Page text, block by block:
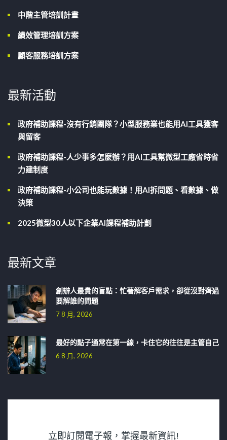
中階主管培訓計畫
績效管理培訓方案
顧客服務培訓方案
最新活動
政府補助課程-沒有行銷團隊？小型服務業也能用AI工具獲客
與留客
政府補助課程-人少事多怎麼辦？用AI工具幫微型工廠省時省
力建制度
政府補助課程-小公司也能玩數據！用AI拆問題、看數據、做
決策
2025微型30人以下企業AI課程補助計劃
最新文章
創辦人最貴的盲點：忙著解客戶需求，卻從沒對齊過
要解誰的問題
7 8 月, 2026
最好的點子通常在第一線，卡住它的往往是主管自己
6 8 月, 2026
立即訂閱電子報，掌握最新資訊!